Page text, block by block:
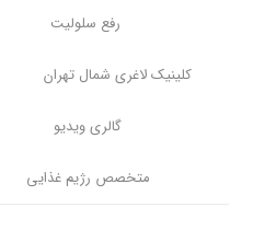
رفع سلولیت
کلینیک لاغری شمال تهران
گالری ویدیو
متخصص رژیم غذایی